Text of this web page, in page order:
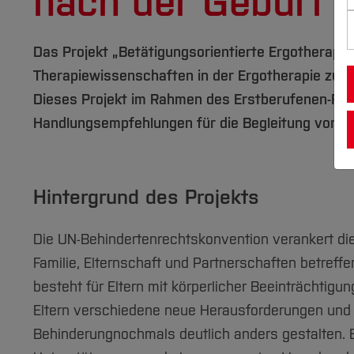
Das Projekt „Betätigungsorientierte
Therapiewissenschaften in der Ergotherapie zu
Dieses Projekt im Rahmen des Erstberufenen-
Handlungsempfehlungen für die Begleitung von
Hintergrund des Projekts
Die UN-Behindertenrechtskonvention verankert
Familie, Elternschaft und Partnerschaften
besteht für Eltern mit körperlicher
Eltern verschiedene neue Herausforderungen
Behinderungnochmals deutlich anders